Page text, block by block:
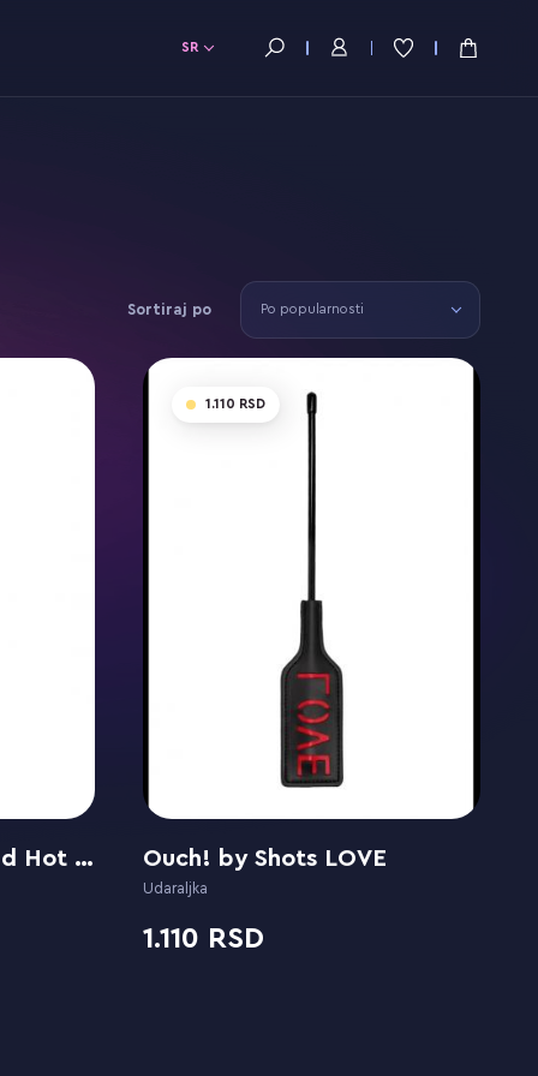
SR
Sortiraj po Po popularnosti
Lola games Party Hard Hot Spot
1.110
Ouch! by Shots LOVE
Udaraljka
1.110